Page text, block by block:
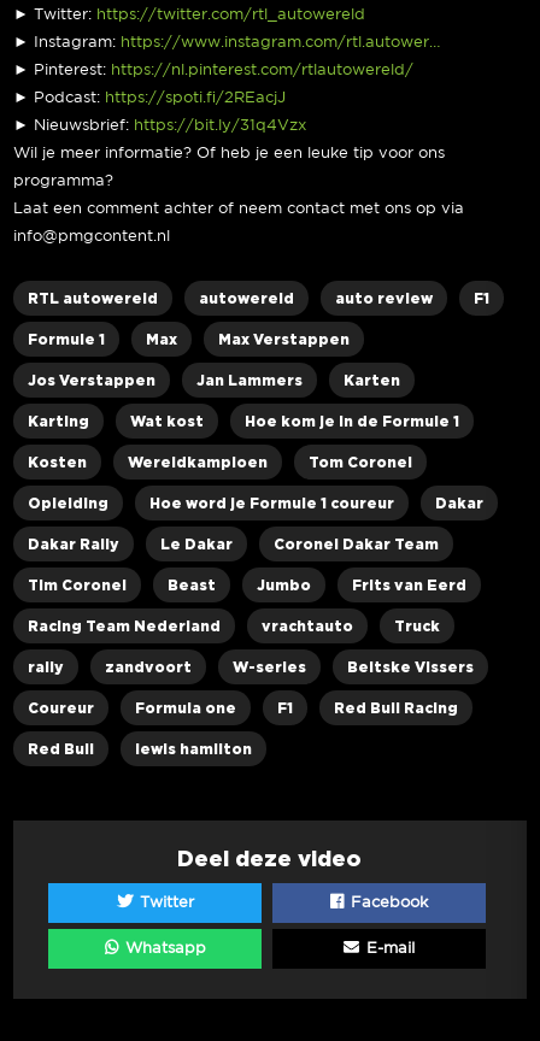
► Twitter: https://twitter.com/rtl_autowereld
► Instagram: https://www.instagram.com/rtl.autower…
► Pinterest: https://nl.pinterest.com/rtlautowereld/
► Podcast: https://spoti.fi/2REacjJ
► Nieuwsbrief: https://bit.ly/31q4Vzx
Wil je meer informatie? Of heb je een leuke tip voor ons
programma?
Laat een comment achter of neem contact met ons op via
info@pmgcontent.nl
RTL autowereld autowereld auto review F1
Formule 1 Max Max Verstappen
Jos Verstappen Jan Lammers Karten
Karting Wat kost Hoe kom je in de Formule 1
Kosten Wereldkampioen Tom Coronel
Opleiding Hoe word je Formule 1 coureur Dakar
Dakar Rally Le Dakar Coronel Dakar Team
Tim Coronel Beast Jumbo Frits van Eerd
Racing Team Nederland vrachtauto Truck
rally zandvoort W-series Beitske Vissers
Coureur Formula one F1 Red Bull Racing
Red Bull lewis hamilton
Deel deze video
Twitter Facebook
Whatsapp E-mail